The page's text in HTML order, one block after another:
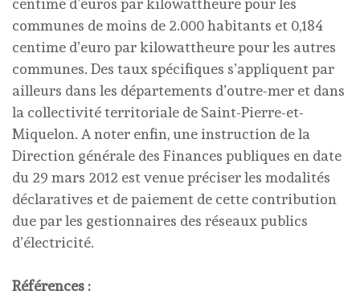
centime d’euros par kilowattheure pour les
communes de moins de 2.000 habitants et 0,184
centime d’euro par kilowattheure pour les autres
communes. Des taux spécifiques s’appliquent par
ailleurs dans les départements d’outre-mer et dans
la collectivité territoriale de Saint-Pierre-et-
Miquelon. A noter enfin, une instruction de la
Direction générale des Finances publiques en date
du 29 mars 2012 est venue préciser les modalités
déclaratives et de paiement de cette contribution
due par les gestionnaires des réseaux publics
d’électricité.
Références :